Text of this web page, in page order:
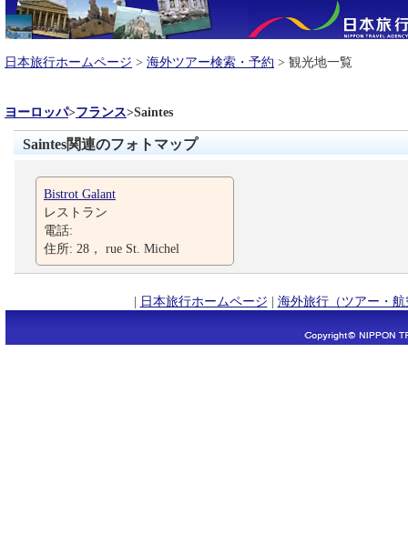
日本旅行ホームページ > 海外ツアー検索・予約 > 観光地一覧
ヨーロッパ>フランス>Saintes
Saintes関連のフォトマップ
Bistrot Galant
レストラン
電話:
住所: 28， rue St. Michel
| 日本旅行ホームページ | 海外旅行（ツアー・航